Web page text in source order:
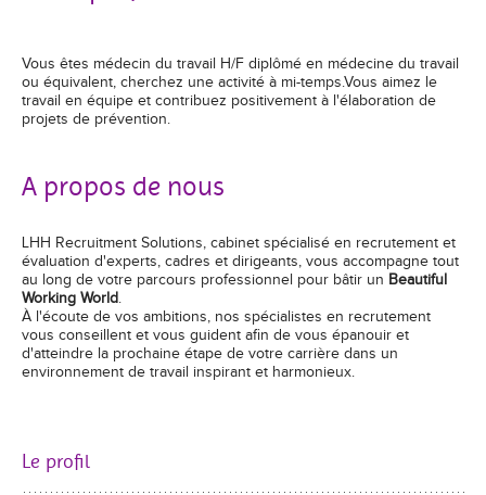
Vous êtes médecin du travail H/F diplômé en médecine du travail
ou équivalent, cherchez une activité à mi-temps.Vous aimez le
travail en équipe et contribuez positivement à l'élaboration de
projets de prévention.
A propos de nous
LHH Recruitment Solutions, cabinet spécialisé en recrutement et
évaluation d'experts, cadres et dirigeants, vous accompagne tout
au long de votre parcours professionnel pour bâtir un Beautiful
Working World.
À l'écoute de vos ambitions, nos spécialistes en recrutement
vous conseillent et vous guident afin de vous épanouir et
d'atteindre la prochaine étape de votre carrière dans un
environnement de travail inspirant et harmonieux.
Le profil